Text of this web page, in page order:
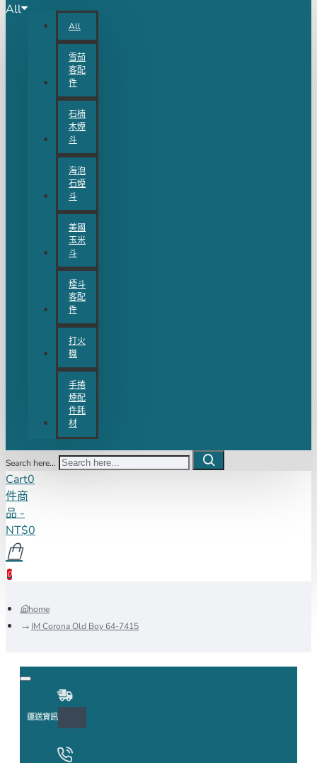
All
All
雪茄
客配
件
石楠
木煙
斗
海泡
石煙
斗
美國
玉米
斗
煙斗
客配
件
打火
機
手捲
煙配
件耗
材
Search here...
Cart0
件商
品 -
NT$0
0
home
IM Corona Old Boy 64-7415
運送資訊